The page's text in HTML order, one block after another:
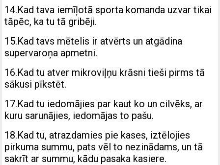
14.Kad tava iemīļotā sporta komanda uzvar tikai
tāpēc, ka tu tā gribēji.
15.Kad tavs mētelis ir atvērts un atgādina
supervaroņa apmetni.
16.Kad tu atver mikroviļņu krāsni tieši pirms tā
sākusi pīkstēt.
17.Kad tu iedomājies par kaut ko un cilvēks, ar
kuru sarunājies, iedomājas to pašu.
18.Kad tu, atrazdamies pie kases, iztēlojies
pirkuma summu, pats vēl to nezinādams, un tā
sakrīt ar summu, kādu pasaka kasiere.